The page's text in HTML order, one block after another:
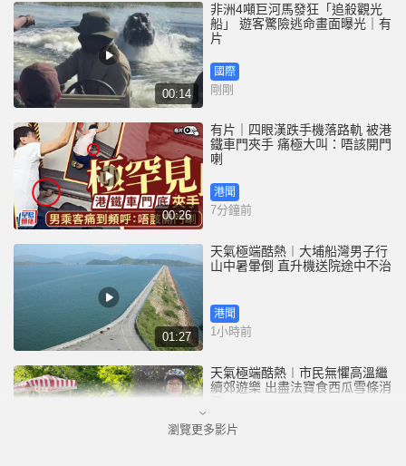
00:14
非洲4噸巨河馬發狂「追殺觀光
船」 遊客驚險逃命畫面曝光｜有
片
國際
剛剛
00:26
有片｜四眼漢跌手機落路軌 被港
鐵車門夾手 痛極大叫：唔該開門
喇
港聞
7分鐘前
01:27
天氣極端酷熱︱大埔船灣男子行
山中暑暈倒 直升機送院途中不治
港聞
1小時前
天氣極端酷熱︱市民無懼高溫繼
續郊遊樂 出盡法寶食西瓜雪條消
港聞
瀏覽更多影片